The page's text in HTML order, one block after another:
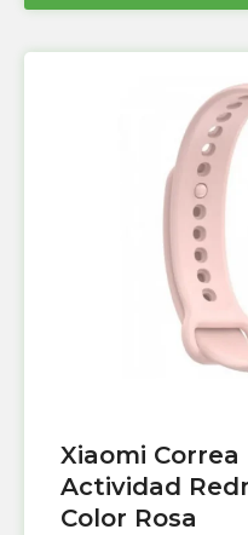
Xiaomi
Actividad
Color Rosa